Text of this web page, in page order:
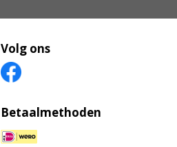
Volg ons
Betaalmethoden